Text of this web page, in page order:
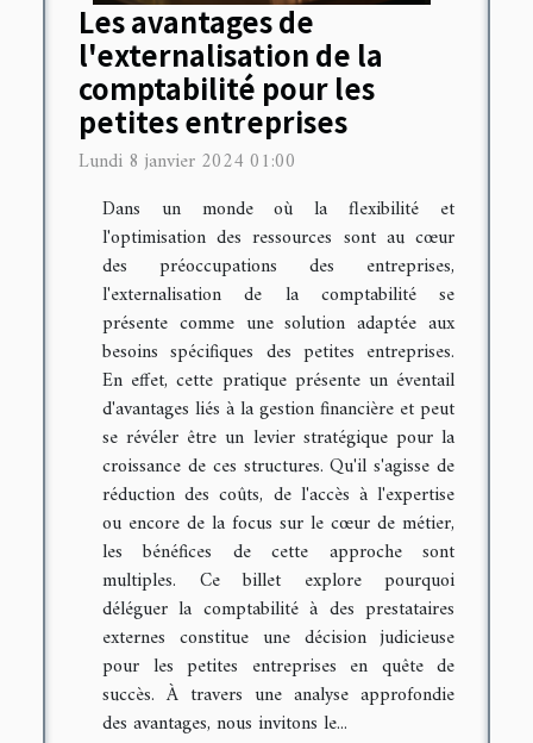
Les avantages de
l'externalisation de la
comptabilité pour les
petites entreprises
Lundi 8 janvier 2024 01:00
Dans un monde où la flexibilité et
l'optimisation des ressources sont au cœur
des préoccupations des entreprises,
l'externalisation de la comptabilité se
présente comme une solution adaptée aux
besoins spécifiques des petites entreprises.
En effet, cette pratique présente un éventail
d'avantages liés à la gestion financière et peut
se révéler être un levier stratégique pour la
croissance de ces structures. Qu'il s'agisse de
réduction des coûts, de l'accès à l'expertise
ou encore de la focus sur le cœur de métier,
les bénéfices de cette approche sont
multiples. Ce billet explore pourquoi
déléguer la comptabilité à des prestataires
externes constitue une décision judicieuse
pour les petites entreprises en quête de
succès. À travers une analyse approfondie
des avantages, nous invitons le...